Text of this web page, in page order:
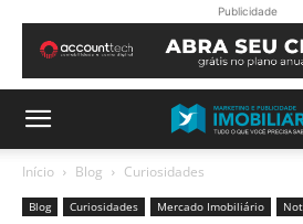
Publicidade
Início Blog Curiosidades
Blog Curiosidades Mercado Imobiliário